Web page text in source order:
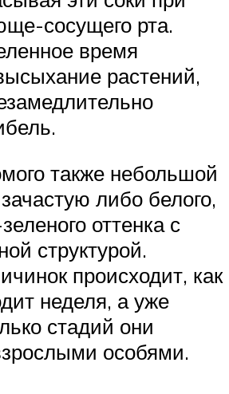
сосущего рта.
время
растений,
также небольшой
либо белого,
оттенка с
структурой.
происходит, как
неделя, а уже
стадий они
особями.